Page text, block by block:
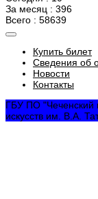
За месяц : 396
Всего : 58639
Купить билет
Сведения об
Новости
Контакты
ГБУ ПО "Чеченский
искусств им. В.А.